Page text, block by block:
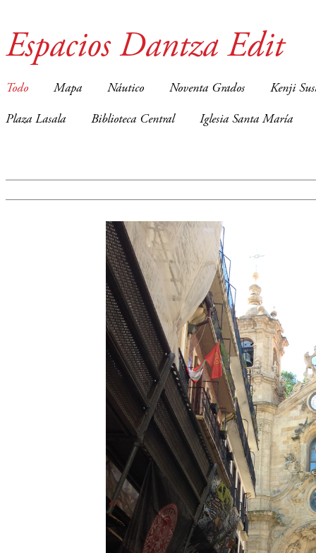
Espacios Dantza Edit
Todo Mapa Náutico Noventa Grados Kenji
Plaza Lasala Biblioteca Central Iglesia Santa María